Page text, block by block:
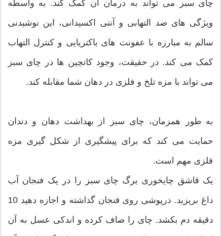
چای سبز می تواند به درمان آن کمک کند. به واسطه
ویژگی های ضد التهابی و آنتی اکسیدانی، این نوشیدنی
سالم به مبارزه با عفونت های باکتریایی و کنترل التهاب
کمک می کند. در حقیقت، وجود کاتچین ها در چای سبز
می تواند با مزه تلخ و فلزی در دهان شما مقابله کند.
به طور همزمان، چای سبز از بهداشت دهان و دندان
حمایت می کند که برای پیشگیری از شکل گیری مزه
فلزی مهم است.
یک قاشق چایخوری برگ چای سبز را در یک فنجان آب
داغ بریزید. درپوشی روی فنجان گذاشته و اجازه دهید 10
دقیقه دم بکشد. چای را صاف کرده و اندکی عسل به آن